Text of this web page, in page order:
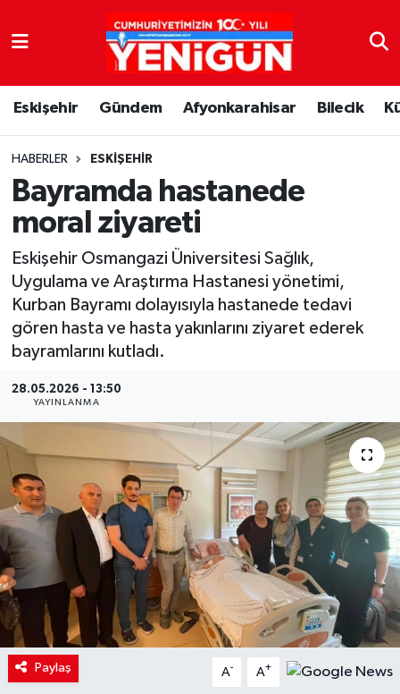
Eskişehir Gündem Afyonkarahisar Bilecik
HABERLER ESKIŞEHIR
Bayramda hastanede
moral ziyareti
Eskişehir Osmangazi Üniversitesi Sağlık,
Uygulama ve Araştırma Hastanesi yönetimi,
Kurban Bayramı dolayısıyla hastanede tedavi
gören hasta ve hasta yakınlarını ziyaret ederek
bayramlarını kutladı.
28.05.2026 - 13:50
YAYINLANMA
Paylaş A- A+
Nöbetçi Eczaneler
Hava Durumu
Trafik Durumu
Süper Lig Puan Durumu ve Fikstür
Tüm Manşetler
Son Dakika Haberleri
Haber Arşivi